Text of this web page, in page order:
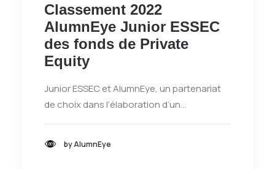
Classement 2022
AlumnEye Junior ESSEC
des fonds de Private
Equity
Junior ESSEC et AlumnEye, un partenariat
de choix dans l’élaboration d’un…
by AlumnEye